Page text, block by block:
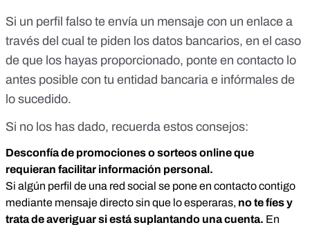
Si un perfil falso te envía un mensaje con un enlace a
través del cual te piden los datos bancarios, en el caso
de que los hayas proporcionado, ponte en contacto lo
antes posible con tu entidad bancaria e infórmales de
lo sucedido.
Si no los has dado, recuerda estos consejos:
Desconfía de promociones o sorteos online que
requieran facilitar información personal.
Si algún perfil de una red social se pone en contacto contigo
mediante mensaje directo sin que lo esperaras, no te fíes y
trata de averiguar si está suplantando una cuenta. En